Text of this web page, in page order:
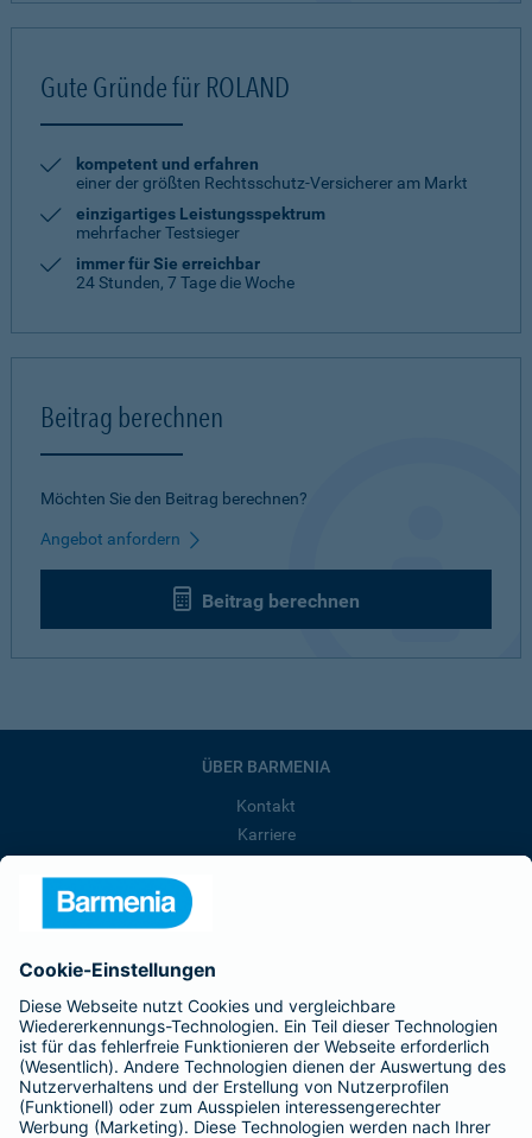
Gute Gründe für ROLAND
kompetent und erfahren
einer der größten Rechtsschutz-Versicherer am Markt
einzigartiges Leistungsspektrum
mehrfacher Testsieger
immer für Sie erreichbar
24 Stunden, 7 Tage die Woche
Beitrag berechnen
Möchten Sie den Beitrag berechnen?
Angebot anfordern
Beitrag berechnen
ÜBER BARMENIA
Kontakt
Karriere
Barmenia ist Teil der BarmeniaGothaer
BELIEBTE SEITEN
Kranken-Zusatzversicherung
Tierversicherungen
Haftpflichtversicherung